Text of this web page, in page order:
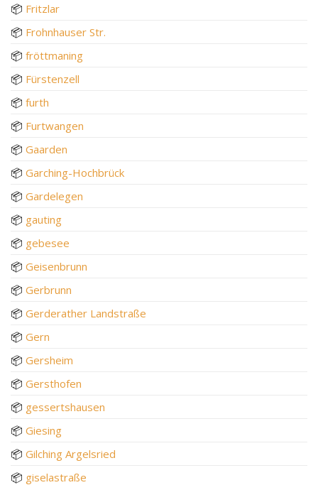
📦 Fritzlar
📦 Frohnhauser Str.
📦 fröttmaning
📦 Fürstenzell
📦 furth
📦 Furtwangen
📦 Gaarden
📦 Garching-Hochbrück
📦 Gardelegen
📦 gauting
📦 gebesee
📦 Geisenbrunn
📦 Gerbrunn
📦 Gerderather Landstraße
📦 Gern
📦 Gersheim
📦 Gersthofen
📦 gessertshausen
📦 Giesing
📦 Gilching Argelsried
📦 giselastraße